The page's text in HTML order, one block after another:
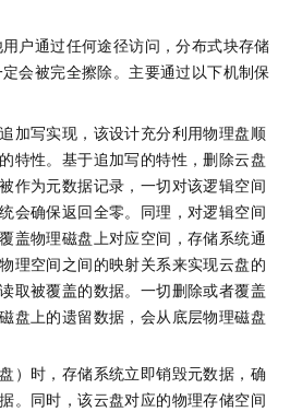
户通过任何途径访问，分布式块存储
会被完全擦除。主要通过以下机制保
加写实现，该设计充分利用物理盘顺
特性。基于追加写的特性，删除云盘
作为元数据记录，一切对该逻辑空间
会确保返回全零。同理，对逻辑空间
盖物理磁盘上对应空间，存储系统通
理空间之间的映射关系来实现云盘的
取被覆盖的数据。一切删除或者覆盖
盘上的遗留数据，会从底层物理磁盘
）时，存储系统立即销毁元数据，确
。同时，该云盘对应的物理存储空间